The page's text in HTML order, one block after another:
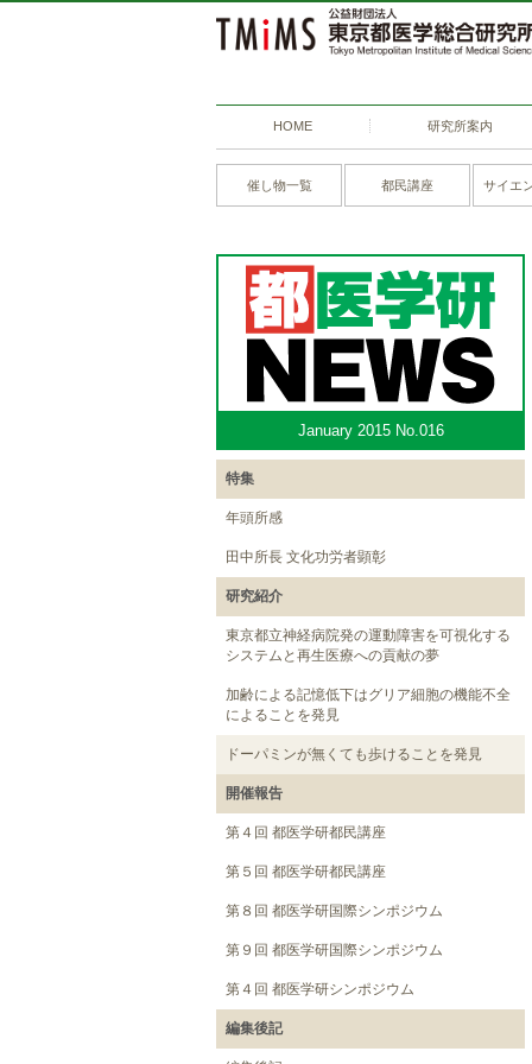
HOME 研究所案内
催し物一覧 都民講座 サイエ
January 2015 No.016
特集
年頭所感
田中所長 文化功労者顕彰
研究紹介
東京都立神経病院発の運動障害を可視化する
システムと再生医療への貢献の夢
加齢による記憶低下はグリア細胞の機能不全
によることを発見
ドーパミンが無くても歩けることを発見
開催報告
第４回 都医学研都民講座
第５回 都医学研都民講座
第８回 都医学研国際シンポジウム
第９回 都医学研国際シンポジウム
第４回 都医学研シンポジウム
編集後記